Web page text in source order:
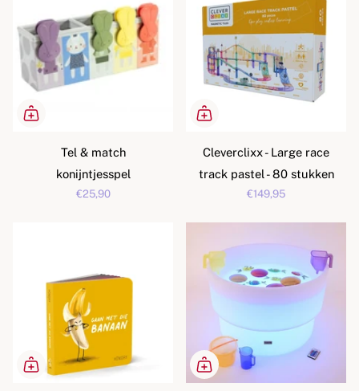
Tel & match
konijntjesspel
€25,90
Cleverclixx - Large race
track pastel - 80 stukken
€149,95